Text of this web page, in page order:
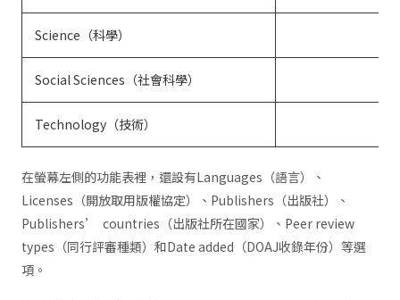
Science（科學）
Social Sciences（社會科學）
Technology（技術）
在螢幕左側的功能表裡，還設有Languages（語言）、
Licenses（開放取用版權協定）、Publishers（出版社）、
Publishers’ countries（出版社所在國家）、Peer review
types（同行評審種類）和Date added（DOAJ收錄年份）等選
項。